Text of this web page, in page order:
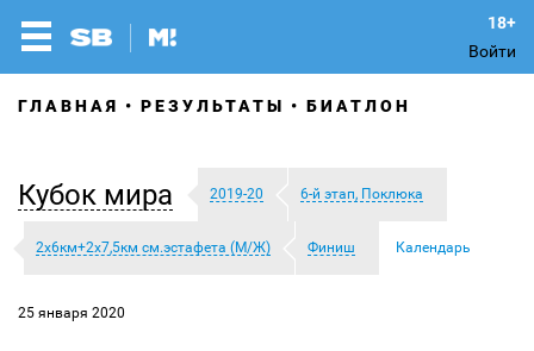
Войти
ГЛАВНАЯ РЕЗУЛЬТАТЫ БИАТЛОН
Кубок мира 2019-20 6-й этап, Поклюка
2х6км+2х7,5км см.эстафета (М/Ж) Финиш Календарь
25 января 2020